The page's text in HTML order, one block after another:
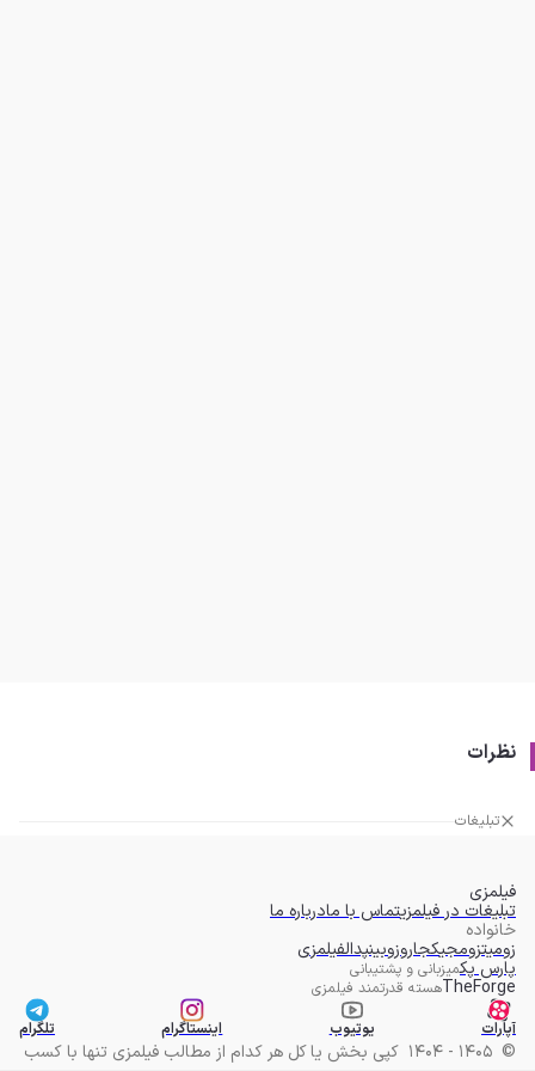
نظرات
تبلیغات
فیلمزی
تبلیغات در فیلمزیتماس با مادرباره ما
خانواده
زومیتزومجیکجاروزوبینپدالفیلمزی
پارس پکمیزبانی و پشتیبانی
TheForgeهسته قدرتمند فیلمزی
آپارات
یوتیوب اینستاگرام تلگرام
©
1405 - 1404
کپی بخش یا کل هر کدام از مطالب فیلمزی تنها با کسب